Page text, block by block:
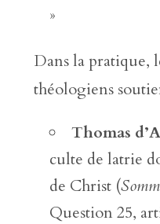
»
Dans la pratique,
théologiens
Thomas
culte de latrie
de Christ (
Question 25,